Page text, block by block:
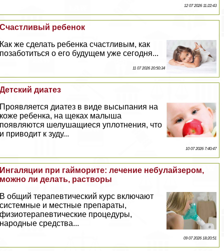
12 07 2026 11:22:43
Счастливый ребенок
Как же сделать ребенка счастливым, как
позаботиться о его будущем уже сегодня...
11 07 2026 20:50:34
Детский диатез
Проявляется диатез в виде высыпания на
коже ребенка, на щеках малыша
появляются шелушащиеся уплотнения, что
и приводит к зуду...
10 07 2026 7:40:47
Ингаляции при гайморите: лечение небулайзером,
можно ли делать, растворы
В общий терапевтический курс включают
системные и местные препараты,
физиотерапевтические процедуры,
народные средства...
09 07 2026 18:20:51